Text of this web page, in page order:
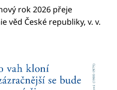
rok 2026 přeje
věd České republiky, v. v.